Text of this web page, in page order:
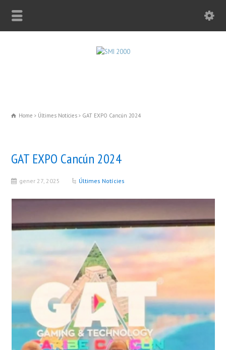
Home Últimes Notícies GAT EXPO Cancún 2024
GAT EXPO Cancún 2024
gener 27, 2025 Últimes Notícies